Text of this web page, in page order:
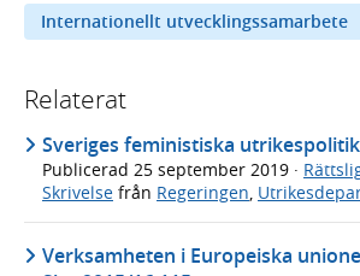
Internationellt utvecklingssamarbete
Relaterat
Sveriges feministiska
Publicerad 25 september 2019 ·
Skrivelse från Regeringen,
Verksamheten i Europeiska